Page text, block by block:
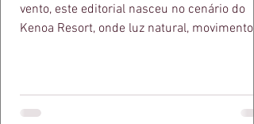
vento, este editorial nasceu no cenário do
Kenoa Resort, onde luz natural, movimento e